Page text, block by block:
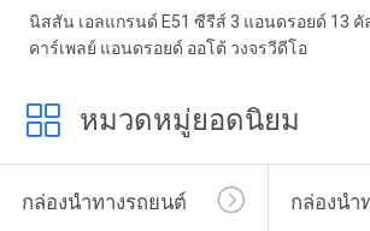
นิสสัน เอลแกรนด์ E51 ซีรีส์ 3 แอนดรอยด์ 13 คั
คาร์เพลย์ แอนดรอยด์ ออโต้ วงจรวีดีโอ
หมวดหมู่ยอดนิยม
กล่องนำทางรถยนต์ กล่องนำ